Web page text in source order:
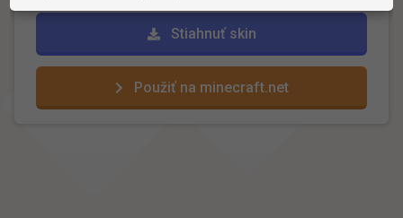
Stiahnuť skin
Použiť na minecraft.net